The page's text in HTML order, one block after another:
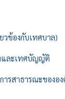
ข้องกับเทศบาล)
และเทศบัญญัติ
ารสาธารณะของอ